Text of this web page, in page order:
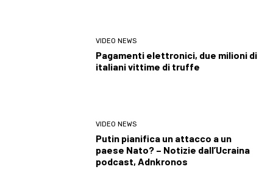
VIDEO NEWS
Pagamenti elettronici, due milioni di
italiani vittime di truffe
VIDEO NEWS
Putin pianifica un attacco a un
paese Nato? – Notizie dall’Ucraina
podcast, Adnkronos